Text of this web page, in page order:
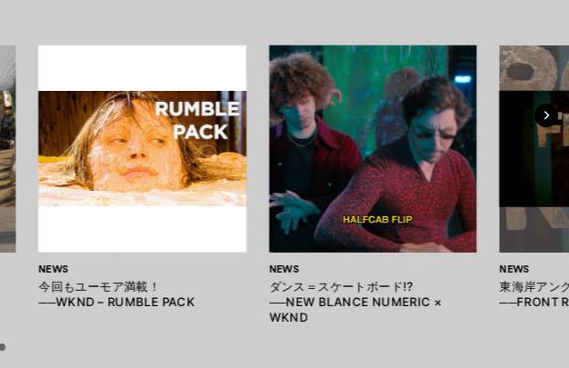
NEWS
今回もユーモア満載！
──WKND – RUMBLE PACK
NEWS
ダンス＝スケートボード!?
──NEW BLANCE NUMERIC ×
WKND
NEWS
東海岸アン
──FRONT